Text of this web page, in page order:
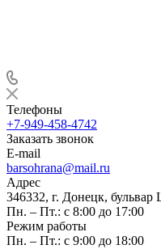
Телефоны
+7-949-458-4742
Заказать звонок
E-mail
barsohrana@mail.ru
Адрес
346332, г. Донецк,
Пн. – Пт.: с 8:00 до 17:00
Режим работы
Пн. – Пт.: с 9:00 до 18:00